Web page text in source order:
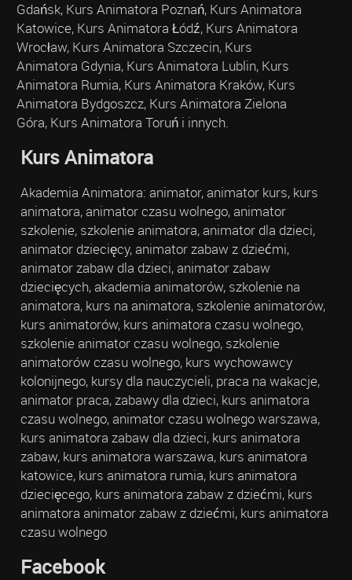
Gdańsk, Kurs Animatora Poznań, Kurs Animatora
Katowice, Kurs Animatora Łódź, Kurs Animatora
Wrocław, Kurs Animatora Szczecin, Kurs
Animatora Gdynia, Kurs Animatora Lublin, Kurs
Animatora Rumia, Kurs Animatora Kraków, Kurs
Animatora Bydgoszcz, Kurs Animatora Zielona
Góra, Kurs Animatora Toruń i innych.
Kurs Animatora
Akademia Animatora: animator, animator kurs, kurs
animatora, animator czasu wolnego, animator
szkolenie, szkolenie animatora, animator dla dzieci,
animator dziecięcy, animator zabaw z dziećmi,
animator zabaw dla dzieci, animator zabaw
dziecięcych, akademia animatorów, szkolenie na
animatora, kurs na animatora, szkolenie animatorów,
kurs animatorów, kurs animatora czasu wolnego,
szkolenie animator czasu wolnego, szkolenie
animatorów czasu wolnego, kurs wychowawcy
kolonijnego, kursy dla nauczycieli, praca na wakacje,
animator praca, zabawy dla dzieci, kurs animatora
czasu wolnego, animator czasu wolnego warszawa,
kurs animatora zabaw dla dzieci, kurs animatora
zabaw, kurs animatora warszawa, kurs animatora
katowice, kurs animatora rumia, kurs animatora
dziecięcego, kurs animatora zabaw z dziećmi, kurs
animatora animator zabaw z dziećmi, kurs animatora
czasu wolnego
Facebook